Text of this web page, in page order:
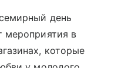
день
мероприятия в
которые